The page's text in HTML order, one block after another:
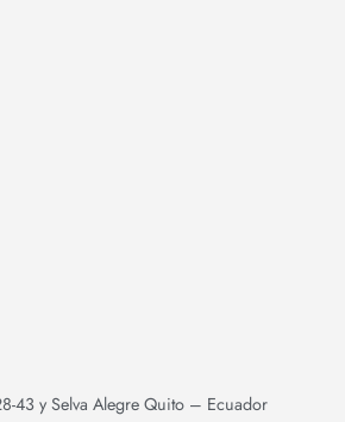
43 y Selva Alegre Quito – Ecuador